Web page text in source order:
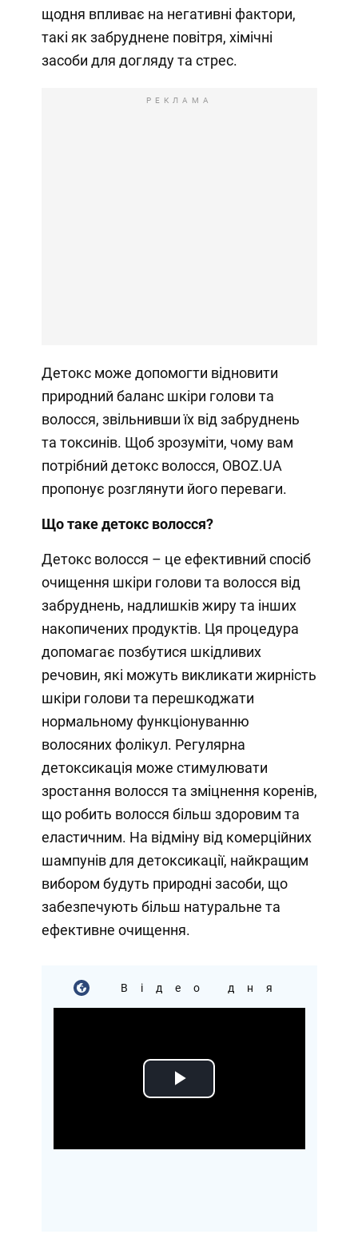
щодня впливає на негативні фактори,
такі як забруднене повітря, хімічні
засоби для догляду та стрес.
РЕКЛАМА
Детокс може допомогти відновити
природний баланс шкіри голови та
волосся, звільнивши їх від забруднень
та токсинів. Щоб зрозуміти, чому вам
потрібний детокс волосся, OBOZ.UA
пропонує розглянути його переваги.
Що таке детокс волосся?
Детокс волосся – це ефективний спосіб
очищення шкіри голови та волосся від
забруднень, надлишків жиру та інших
накопичених продуктів. Ця процедура
допомагає позбутися шкідливих
речовин, які можуть викликати жирність
шкіри голови та перешкоджати
нормальному функціонуванню
волосяних фолікул. Регулярна
детоксикація може стимулювати
зростання волосся та зміцнення коренів,
що робить волосся більш здоровим та
еластичним. На відміну від комерційних
шампунів для детоксикації, найкращим
вибором будуть природні засоби, що
забезпечують більш натуральне та
ефективне очищення.
Відео дня
Play